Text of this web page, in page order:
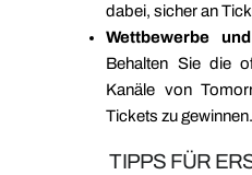
dabei, sicher an
Wettbewerbe
Behalten Sie die
Kanäle von
Tickets zu gewinnen.
TIPPS FÜR